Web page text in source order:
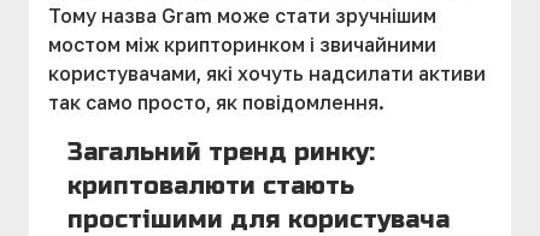
Тому назва Gram може стати зручнішим
мостом між крипторинком і звичайними
користувачами, які хочуть надсилати активи
так само просто, як повідомлення.
Загальний тренд ринку:
криптовалюти стають
простішими для користувача